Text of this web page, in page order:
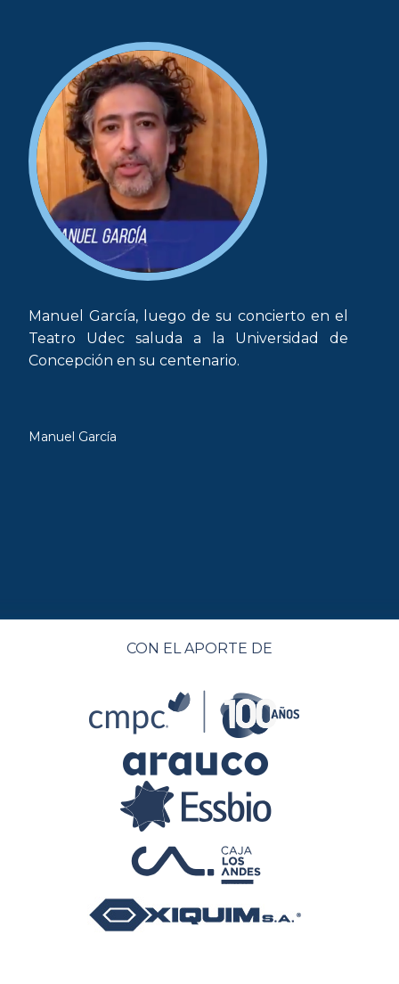
Manuel García, luego de su concierto en el
Teatro Udec saluda a la Universidad de
Concepción en su centenario.
Manuel García
CON EL APORTE DE